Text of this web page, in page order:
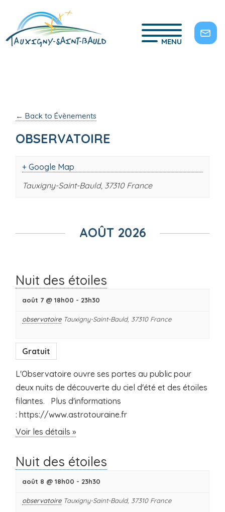
MENU
← Back to Évènements
OBSERVATOIRE
+ Google Map
Tauxigny-Saint-Bauld, 37310 France
Évènements
AOÛT 2026
Nuit des étoiles
août 7 @ 18h00 - 23h30
observatoire Tauxigny-Saint-Bauld, 37310 France
Gratuit
L'Observatoire ouvre ses portes au public pour
deux nuits de découverte du ciel d'été et des étoiles
filantes. Plus d'informations
: https://www.astrotouraine.fr
Voir les détails »
Nuit des étoiles
août 8 @ 18h00 - 23h30
observatoire Tauxigny-Saint-Bauld, 37310 France